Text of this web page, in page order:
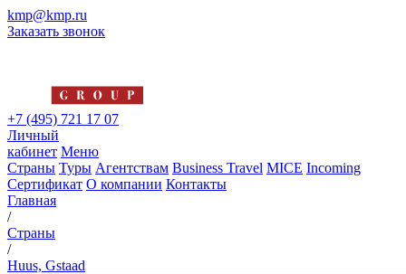
kmp@kmp.ru
Заказать звонок
+7 (495) 721 17 07
Личный
кабинет Меню
Страны Туры Агентствам Business Travel MICE Incoming
Сертификат О компании Контакты
Главная
/
Страны
/
Huus, Gstaad